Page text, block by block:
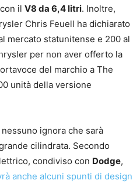
il V8 da 6,4 litri. Inoltre,
Chris Feuell ha dichiarato
mercato statunitense e 200 al
per non aver offerto la
del marchio a The
unità della versione
ignora che sarà
cilindrata. Secondo
condiviso con Dodge,
anche alcuni spunti di design